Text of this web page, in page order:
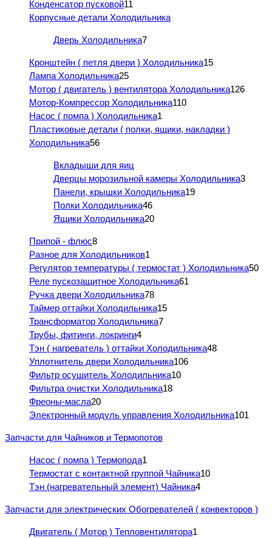
Конденсатор пусковой11
Корпусные детали Холодильника
Дверь Холодильника7
Кронштейн ( петля двери ) Холодильника15
Лампа Холодильника25
Мотор ( двигатель ) вентилятора Холодильника126
Мотор-Компрессор Холодильника110
Насос ( помпа ) Холодильника1
Пластиковые детали ( полки, ящики, накладки )
Холодильника56
Вкладыши для яиц
Дверцы морозильной камеры Холодильника3
Панели, крышки Холодильника19
Полки Холодильника46
Ящики Холодильника20
Припой - флюс8
Разное для Холодильников1
Регулятор температуры ( термостат ) Холодильника50
Реле пускозащитное Холодильника61
Ручка двери Холодильника78
Таймер оттайки Холодильника15
Трансформатор Холодильника7
Трубы, фитинги, локринги4
Тэн ( нагреватель ) оттайки Холодильника48
Уплотнитель двери Холодильника106
Фильтр осушитель Холодильника10
Фильтра очистки Холодильника18
Фреоны-масла20
Электронный модуль управления Холодильника101
Запчасти для Чайников и Термопотов
Насос ( помпа ) Термопода1
Термостат с контактной группой Чайника10
Тэн (нагревательный элемент) Чайника4
Запчасти для электрических Обогревателей ( конвекторов )
Двигатель ( Мотор ) Тепловентилятора1